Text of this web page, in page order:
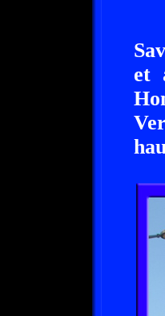
et